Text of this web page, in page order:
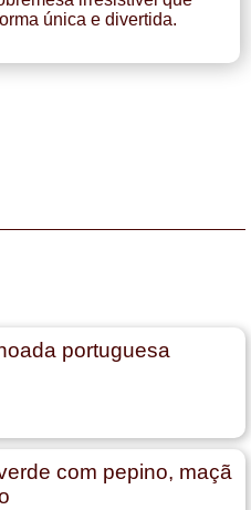
única e divertida.
portuguesa
com pepino, maçã